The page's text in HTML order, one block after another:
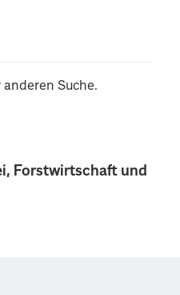
Forstwirtschaft und
Suche.